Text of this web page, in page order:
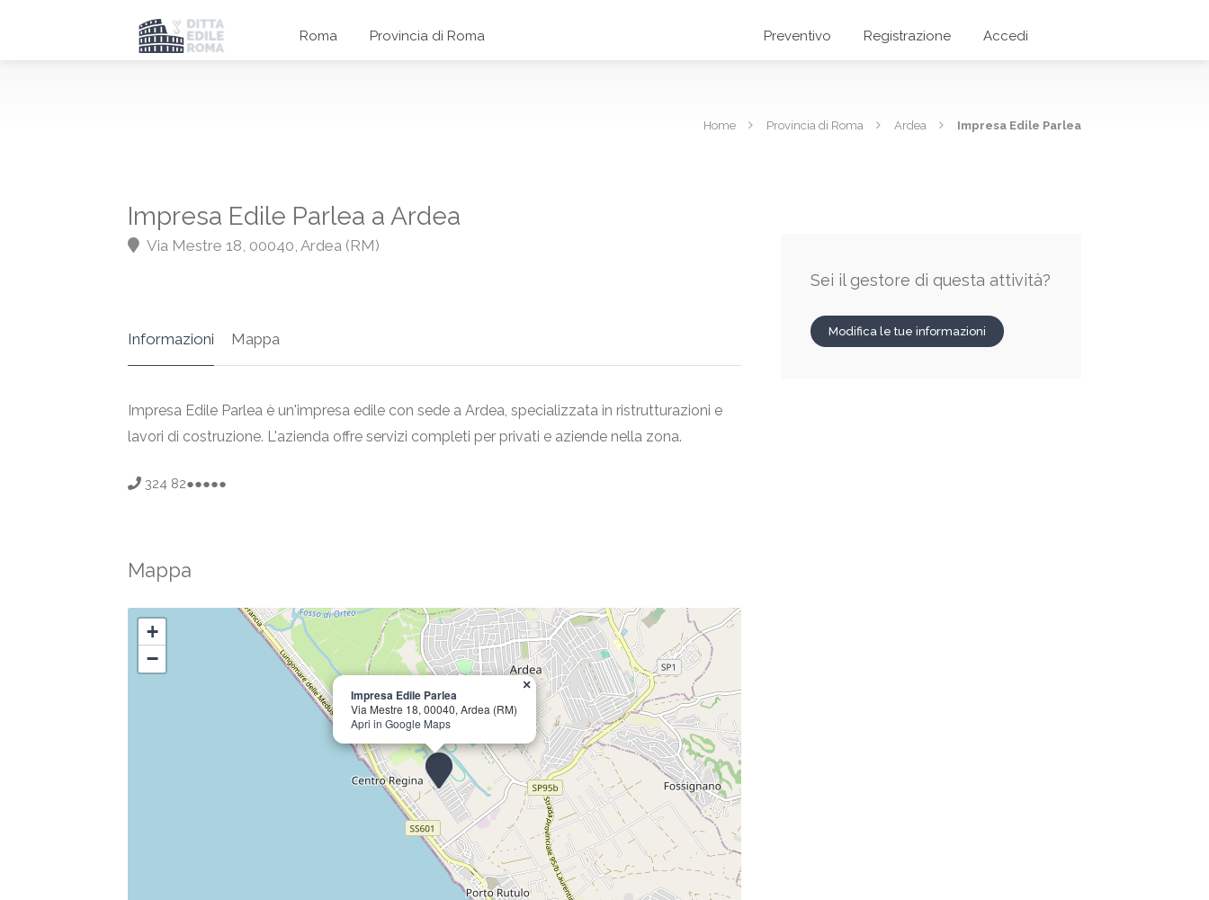
Roma Provincia di Roma Preventivo Registrazione Accedi
Home Provincia di Roma Ardea Impresa Edile Parlea
Impresa Edile Parlea a Ardea
Via Mestre 18, 00040, Ardea (RM)
Informazioni Mappa
Impresa Edile Parlea è un'impresa edile con sede a Ardea, specializzata in ristrutturazioni e
lavori di costruzione. L'azienda offre servizi completi per privati e aziende nella zona.
324 82●●●●●
Mappa
Impresa Edile Parlea
Via Mestre 18, 00040, Ardea (RM)
Apri in Google Maps
×
+
−
Sei il gestore di questa attività?
Modifica le tue informazioni